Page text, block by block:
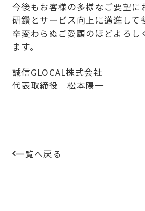
一覧へ戻る
今後もお客様の多様なご要望に
研鑽とサービス向上に邁進して
卒変わらぬご愛顧のほどよろし
ます。
誠信GLOCAL株式会社
代表取締役 松本陽一